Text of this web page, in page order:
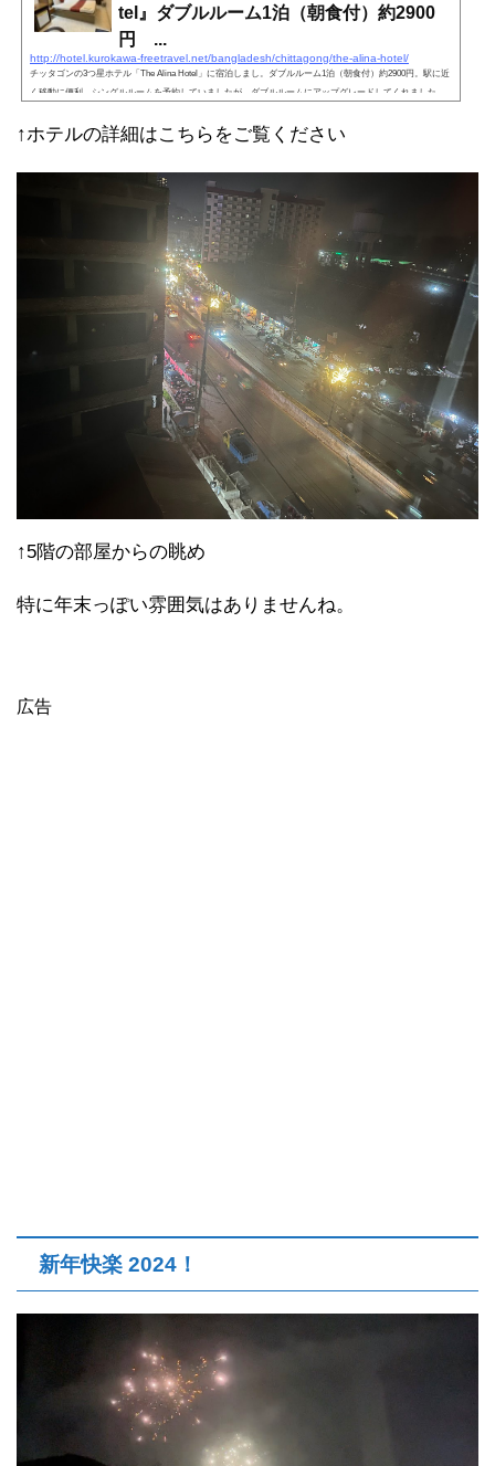
tel』ダブルルーム1泊（朝食付）約2900
円 ...
http://hotel.kurokawa-freetravel.net/bangladesh/chittagong/the-alina-hotel/
チッタゴンの3つ星ホテル「The Alina Hotel」に宿泊しまし。ダブルルーム1泊（朝食付）約2900円。駅に近
く移動に便利。シングルルームを予約していましたが、ダブルルームにアップグレードしてくれました。
↑ホテルの詳細はこちらをご覧ください
↑5階の部屋からの眺め
特に年末っぽい雰囲気はありませんね。
広告
新年快楽 2024！